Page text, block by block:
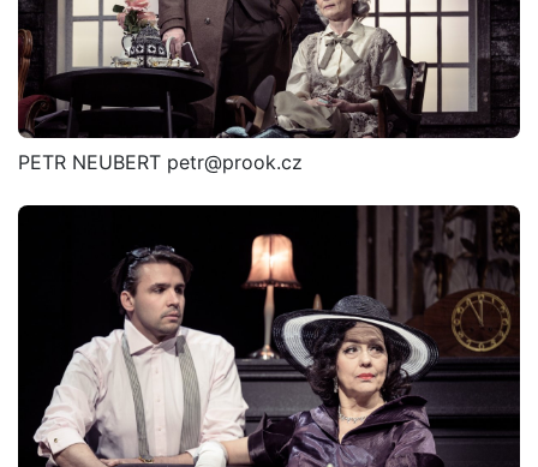
PETR NEUBERT petr@prook.cz